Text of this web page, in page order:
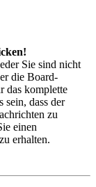
Sie sind nicht
die Board-
das komplette
sein, dass der
zu
einen
erhalten.